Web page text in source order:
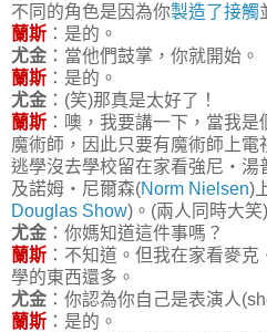
不同的角色是因為你製造了接觸
蘭斯 ：是的。
尤金 ：當他們鼓掌，你就開始。
蘭斯 ：是的。
尤金 ：(笑)那真是太好了！
蘭斯 ：噢，我要講一下，當我
魔術師，因此只要有魔術師上
逃學沒去學校留在家看強尼‧湯
及諾姆‧尼爾森(Norm Nielsen)
Douglas Show)。(兩人同時大笑)
尤金 ：你媽知道這件事嗎？
蘭斯 ：不知道。但我在家看麥
學的東西還多。
尤金 ：你認為你自己是表演人
蘭斯 ：是的。